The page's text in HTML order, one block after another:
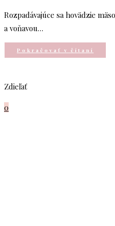
Rozpadávajúce sa hovädzie
a voňavou…
Pokračovať v čítaní
Zdieľať
0